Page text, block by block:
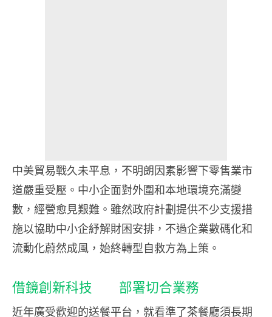
中美貿易戰久未平息，不明朗因素影響下零售業市
道嚴重受壓。中小企面對外圍和本地環境充滿變
數，經營愈見艱難。雖然政府計劃提供不少支援措
施以協助中小企紓解財困安排，不過企業數碼化和
流動化蔚然成風，始終轉型自救方為上策。
借鏡創新科技 部署切合業務
近年廣受歡迎的送餐平台，就看準了茶餐廳須長期